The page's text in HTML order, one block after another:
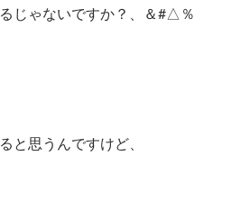
じゃないですか？、＆#△％
と思うんですけど、